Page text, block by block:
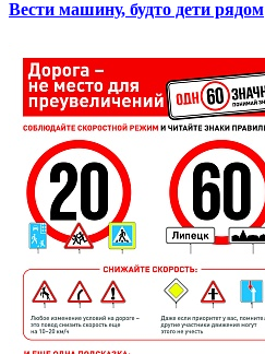
Вести машину, будто дети рядом